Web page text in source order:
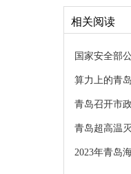
相关阅读
国家安全部
算力上的青岛
青岛召开市
青岛超高温
2023年青岛